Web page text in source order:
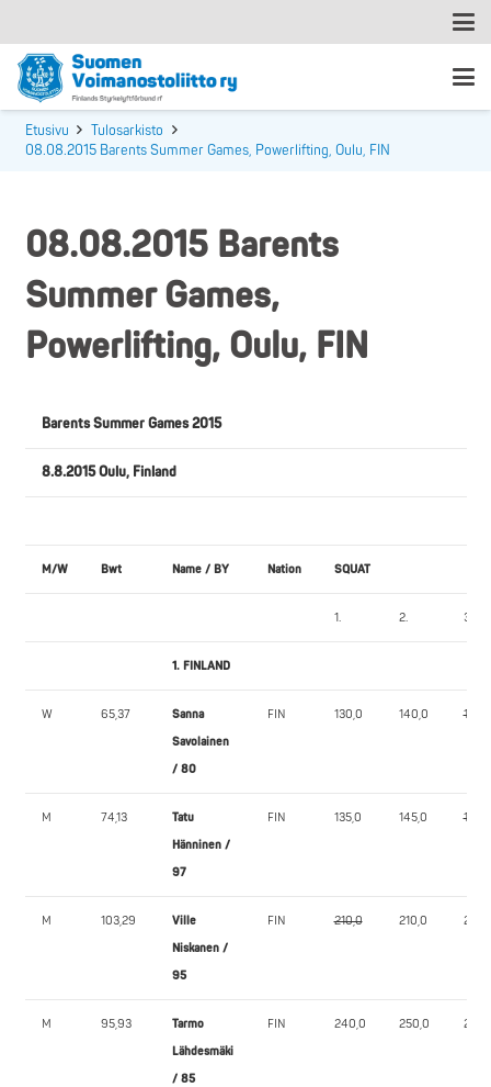
Etusivu
Tulosarkisto
08.08.2015 Barents Summer Games, Powerlifting, Oulu, FIN
08.08.2015 Barents
Summer Games,
Powerlifting, Oulu, FIN
Barents Summer Games 2015
8.8.2015 Oulu, Finland
M/W Bwt Name / BY Nation SQUAT
1. 2. 3.
1. FINLAND
W 65,37
Sanna
Savolainen
/ 80
FIN 130,0 140,0 142,5
M 74,13
Tatu
Hänninen /
97
FIN 135,0 145,0 150,0
M 103,29
Ville
Niskanen /
95
FIN 210,0 210,0
M 95,93
Tarmo
Lähdesmäki
/ 85
FIN 240,0 250,0